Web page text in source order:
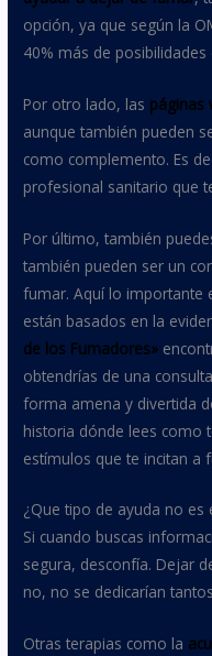
opción, ya que según la
40% más de
Por otro lado, las páginas
aunque también pueden
como complemento. Es
profesional sanitario que
Por último, también
también pueden ser un
fumar. Aquí lo importante
están basados en la
de los Fumadores»
obtendrías de una
forma amena y divertida
historia dónde lees como
estímulos que te incitan a
¿Que tipo de ayuda no
Si cuando buscas
segura, desconfía. Dejar
no, no se dedicarían
Otras terapias como la